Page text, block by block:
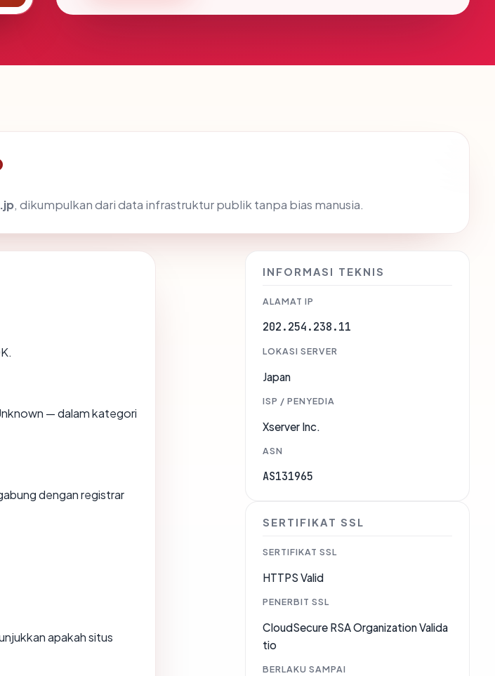
, dikumpulkan dari data infrastruktur publik tanpa bias manusia.
— dalam kategori
dengan registrar
apakah situs
INFORMASI TEKNIS
ALAMAT IP
202.254.238.11
LOKASI SERVER
Japan
ISP / PENYEDIA
Xserver Inc.
ASN
AS131965
SERTIFIKAT SSL
SERTIFIKAT SSL
HTTPS Valid
PENERBIT SSL
CloudSecure RSA Organization Valida
tio
BERLAKU SAMPAI